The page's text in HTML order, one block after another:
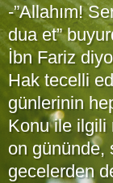
-”Allahım!
dua et”
İbn Fariz
Hak tecelli
günlerinin
Konu ile ilgili
on gününde,
gecelerden